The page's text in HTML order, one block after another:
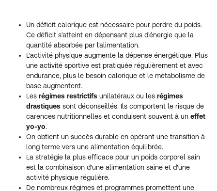
Un déficit calorique est nécessaire pour perdre du poids.
Ce déficit s’atteint en dépensant plus d'énergie que la
quantité absorbée par l'alimentation.
L'activité physique augmente la dépense énergétique. Plus
une activité sportive est pratiquée régulièrement et avec
endurance, plus le besoin calorique et le métabolisme de
base augmentent.
Les régimes restrictifs unilatéraux ou les régimes
drastiques sont déconseillés. Ils comportent le risque de
carences nutritionnelles et conduisent souvent à un effet
yo-yo.
On obtient un succès durable en opérant une transition à
long terme vers une alimentation équilibrée.
La stratégie la plus efficace pour un poids corporel sain
est la combinaison d'une alimentation saine et d'une
activité physique régulière.
De nombreux régimes et programmes promettent une